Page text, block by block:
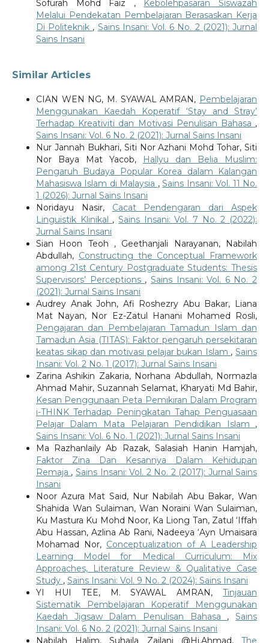
Sofurah Mohd Faiz , Kebolehpasaran Siswazah
Melalui Pendekatan Pembelajaran Berasaskan Kerja
Di Politeknik , Sains Insani: Vol. 6 No. 2 (2021): Jurnal
Sains Insani
Similar Articles
CIAN WEN NG, M. SYAWAL AMRAN, Pembelajaran
Menggunakan Kaedah Koperatif ‘Stay and Stray’
Terhadap Kreativiti dan Motivasi Penulisan Bahasa ,
Sains Insani: Vol. 6 No. 2 (2021): Jurnal Sains Insani
Nur Jannah Bukhari, Siti Nor Azhani Mohd Tohar, Siti
Nor Baya Mat Yacob,
Hallyu dan Belia Muslim:
Pengaruh Budaya Popular Korea dalam Kalangan
Mahasiswa Islam di Malaysia ,Sains Insani: Vol. 11 No.
1 (2026): Jurnal Sains Insani
Noridayu Nasir, Cacat Pendengaran dari Aspek
Linguistik Klinikal ,Sains Insani: Vol. 7 No. 2 (2022):
Jurnal Sains Insani
Sian Hoon Teoh , Geethanjali Narayanan, Nabilah
Abdullah, Constructing the Conceptual Framework
among 21st Century Postgraduate Students: Thesis
Supervisors’ Perceptions , Sains Insani: Vol. 6 No. 2
(2021): Jurnal Sains Insani
Audrey Anak John, Afi Roshezry Abu Bakar, Liana
Mat Nayan, Nor Ez-Zatul Hanani Mohamed Rosli,
Pengajaran dan Pembelajaran Tamadun Islam dan
Tamadun Asia (TITAS): Faktor pengaruh persekitaran
keatas sikap dan motivasi pelajar bukan Islam ,Sains
Insani: Vol. 2 No. 1 (2017): Jurnal Sains Insani
Zarina Ashikin Zakaria, Norhana Abdullah, Normazla
Ahmad Mahir, Suzannah Selamat, Kharyati Md Bahir,
Kesan Penggunaan Peta Pemikiran Dalam Program
i-THINK Terhadap Peningkatan Tahap Penguasaan
Pelajar Dalam Mata Pelajaran Pendidikan Islam ,
Sains Insani: Vol. 6 No. 1 (2021): Jurnal Sains Insani
Ma Razhanlaily Ab Razak, Salasiah Hanin Hamjah,
Faktor Zina Dan Kesannya Dalam Kehidupan
Remaja , Sains Insani: Vol. 2 No. 2 (2017): Jurnal Sains
Insani
Noor Azura Mat Said, Nur Nabilah Abu Bakar, Wan
Shahida Wan Sulaiman, Wan Noraini Wan Sulaiman,
Ku Mastura Ku Mohd Noor, Ka Liong Tan, Zatul ‘Iffah
Abu Hassan, Azlina Ab Rani, Nadeeya ‘Ayn Umaisara
Mohamad Nor, Conceptualization of A Leadership
Learning Model for Medical Curriculum: Mix
Approaches, Literature Review & Qualitative Case
Study , Sains Insani: Vol. 9 No. 2 (2024): Sains Insani
YI HUI TEE, M. SYAWAL AMRAN,Tinjauan
Sistematik Pembelajaran Koperatif Menggunakan
Kaedah Jigsaw Dalam Penulisan Bahasa ,Sains
Insani: Vol. 6 No. 2 (2021): Jurnal Sains Insani
Nabilah Halim, Suhaila Zailani @Hj.Ahmad,The